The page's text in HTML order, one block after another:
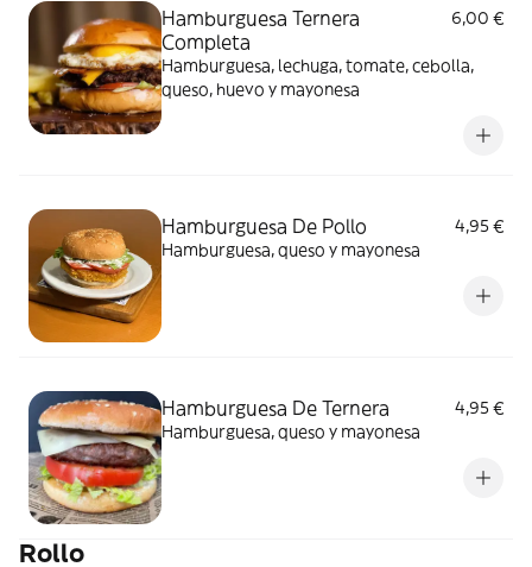
Hamburguesa Ternera
Completa
6,00 €
Hamburguesa, lechuga, tomate, cebolla,
queso, huevo y mayonesa
Hamburguesa De Pollo
4,95 €
Hamburguesa, queso y mayonesa
Hamburguesa De Ternera
4,95 €
Hamburguesa, queso y mayonesa
Rollo